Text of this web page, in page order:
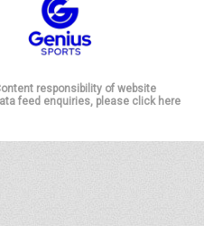
responsibility of website
feed enquiries, please click here